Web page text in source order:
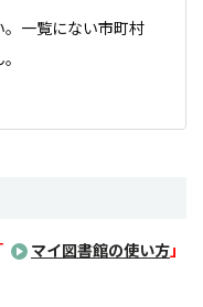
一覧にない市町村
マイ図書館の使い方」